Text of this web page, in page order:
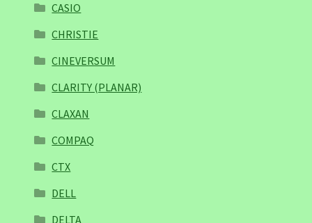
CASIO
CHRISTIE
CINEVERSUM
CLARITY (PLANAR)
CLAXAN
COMPAQ
CTX
DELL
DELTA